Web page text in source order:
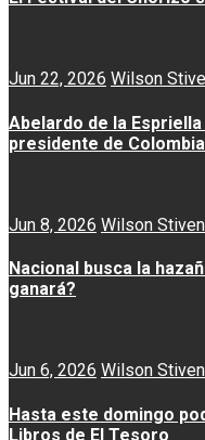
Jun 22, 2026 Wilson
Abelardo de la
presidente de Colombia
Jun 8, 2026 Wilson
Nacional busca la
ganará?
Jun 6, 2026 Wilson
Hasta este domingo
Libros de El Tesoro